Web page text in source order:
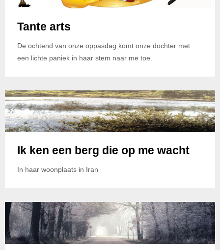
Tante arts
De ochtend van onze oppasdag komt onze dochter met
een lichte paniek in haar stem naar me toe.
Ik ken een berg die op me wacht
In haar woonplaats in Iran